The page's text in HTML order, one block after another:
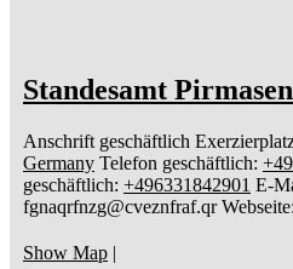
Standesamt
Anschrift geschäftlich
Germany Telefon geschäftlich:
geschäftlich: +496331842901 E-
fgnaqrfnzg@cveznfraf.qr Webseite:
Show Map |